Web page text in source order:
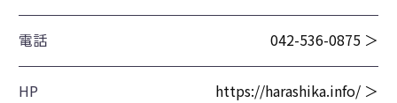
電話 042-536-0875 ＞
HP https://harashika.info/ ＞